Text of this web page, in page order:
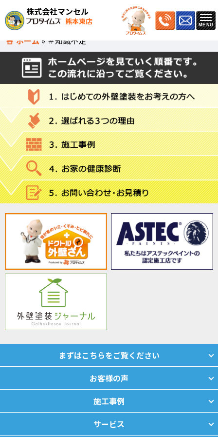
株式会社マンセル
熊本東店
ホーム » ＃知識不足
まずはこちらをご覧ください
お客様の声
施工事例
サービス